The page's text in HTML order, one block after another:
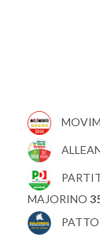
MAJORINO